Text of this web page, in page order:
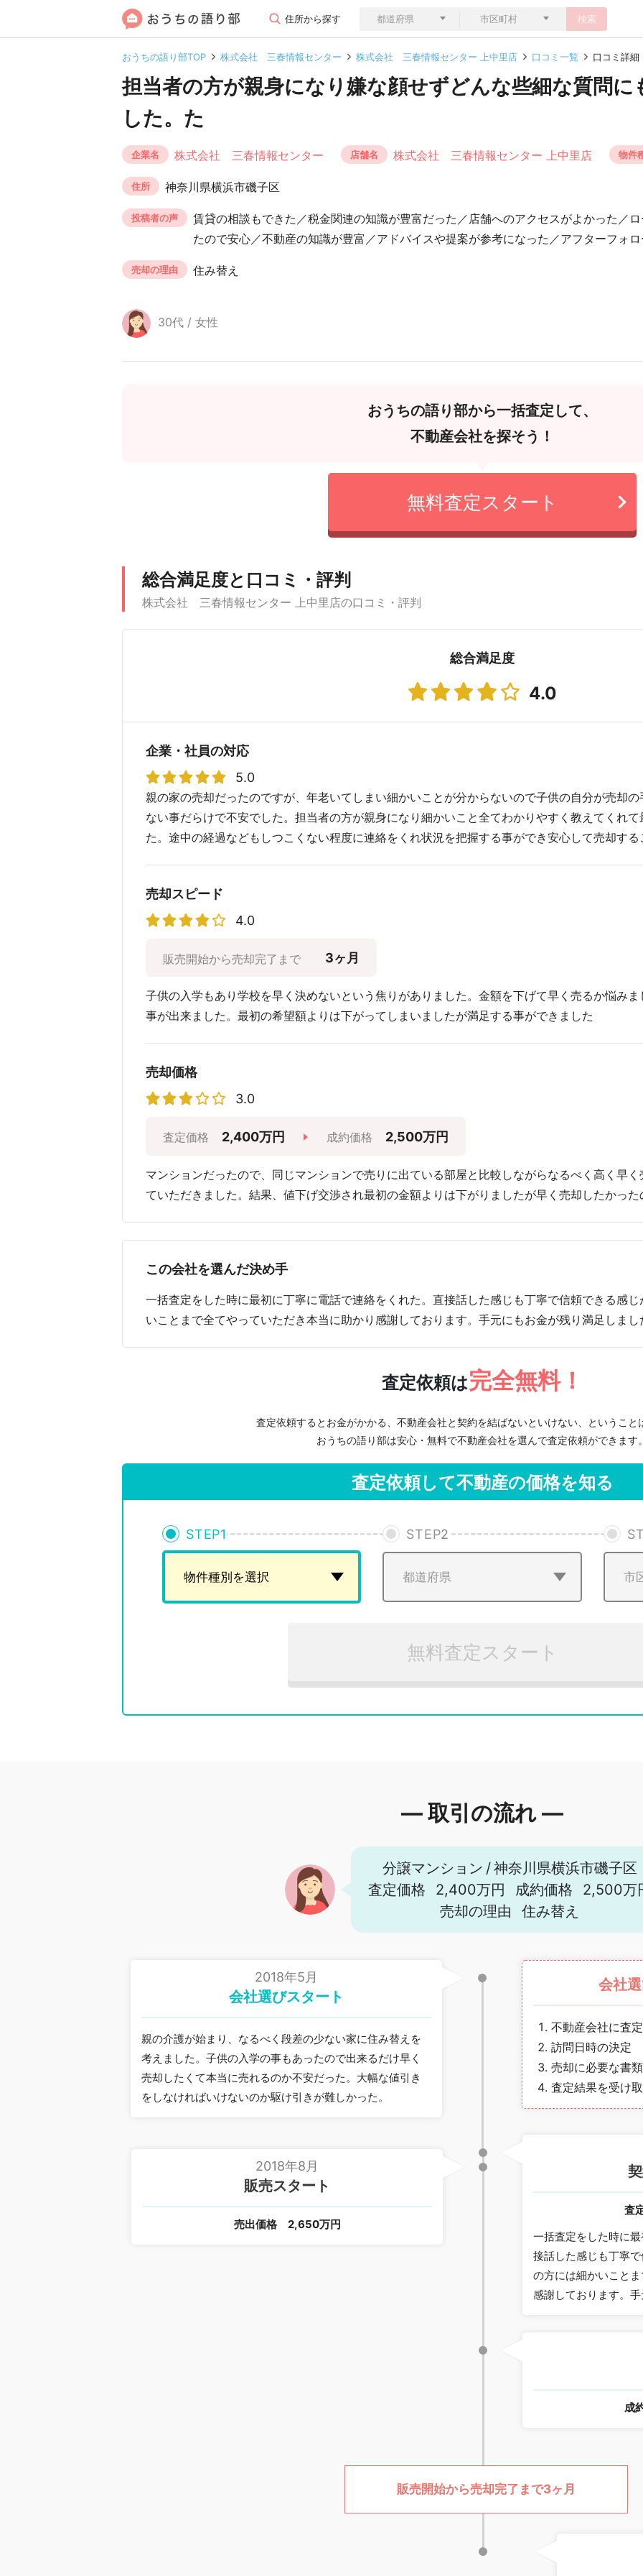
住所から探す 検索
おうちの語り部TOP 株式会社 三春情報センター 株式会社 三春情報センター 上中里店 口コミ一覧 口コミ詳細
担当者の方が親身になり嫌な顔せずどんな些細な質問
した。た
企業名 株式会社 三春情報センター 店舗名 株式会社 三春情報センター 上中里店 物件
住所 神奈川県横浜市磯子区
投稿者の声
賃貸の相談もできた／税金関連の知識が豊富だった／店舗へのアクセスがよかった／
たので安心／不動産の知識が豊富／アドバイスや提案が参考になった／アフターフォ
売却の理由 住み替え
30代 / 女性
おうちの語り部から一括査定して、
不動産会社を探そう！
無料査定スタート
総合満足度と口コミ・評判
株式会社 三春情報センター 上中里店の口コミ・評判
総合満足度
4.0
企業・社員の対応
5.0
親の家の売却だったのですが、年老いてしまい細かいことが分からないので子供の自分が売却
ない事だらけで不安でした。担当者の方が親身になり細かいこと全てわかりやすく教えてくれ
た。途中の経過などもしつこくない程度に連絡をくれ状況を把握する事ができ安心して売却す
売却スピード
4.0
販売開始から売却完了まで 3ヶ月
子供の入学もあり学校を早く決めないという焦りがありました。金額を下げて早く売るか悩み
事が出来ました。最初の希望額よりは下がってしまいましたが満足する事ができました
売却価格
3.0
査定価格 2,400万円 成約価格 2,500万円
マンションだったので、同じマンションで売りに出ている部屋と比較しながらなるべく高く早
ていただきました。結果、値下げ交渉され最初の金額よりは下がりましたが早く売却したかっ
この会社を選んだ決め手
一括査定をした時に最初に丁寧に電話で連絡をくれた。直接話した感じも丁寧で信頼できる感
いことまで全てやっていただき本当に助かり感謝しております。手元にもお金が残り満足しまし
査定依頼は完全無料！
査定依頼するとお金がかかる、不動産会社と契約を結ばないといけない、ということ
おうちの語り部は安心・無料で不動産会社を選んで査定依頼ができます
査定依頼して不動産の価格を知る
STEP1 STEP2
無料査定スタート
― 取引の流れ ―
分譲マンション /神奈川県横浜市磯子区
査定価格
2,400万円 成約価格
2,500万
売却の理由
住み替え
2018年5月
会社選びスタート
親の介護が始まり、なるべく段差の少ない家に住み替えを
考えました。子供の入学の事もあったので出来るだけ早く
売却したくて本当に売れるのか不安だった。大幅な値引き
をしなければいけないのか駆け引きが難しかった。
会社
不動産会社に査
訪問日時の決定
売却に必要な書
査定結果を受け
査
一括査定をした時に
接話した感じも丁寧
の方には細かいこと
感謝しております。
2018年8月
販売スタート
売出価格 2,650万円
成
販売開始から売却完了まで3ヶ月